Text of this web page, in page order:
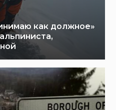
как должное»